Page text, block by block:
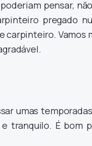
pensar,
pregado
carpinteiro. Vamos
umas
tranquilo. É bom